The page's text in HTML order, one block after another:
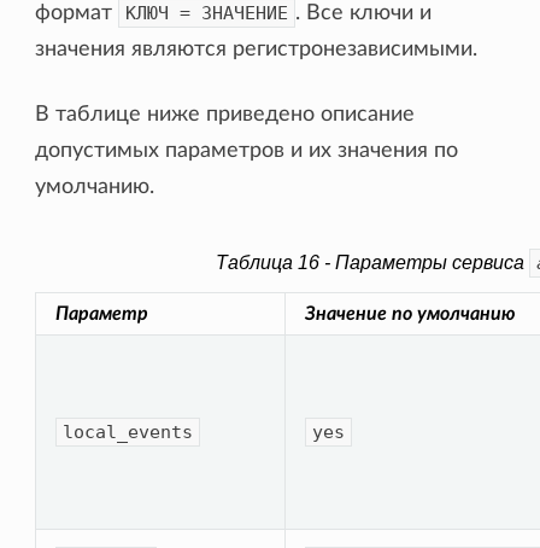
формат
КЛЮЧ = ЗНАЧЕНИЕ . Все ключи и
значения являются регистронезависимыми.
В таблице ниже приведено описание
допустимых параметров и их значения по
умолчанию.
Таблица 16 - Параметры сервиса
Параметр Значение по умолчанию
local_events yes